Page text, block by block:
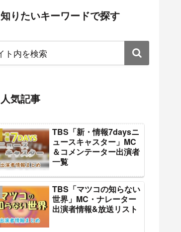
知りたいキーワードで探す
人気記事
TBS「新・情報7daysニ
ュースキャスター」MC
＆コメンテーター出演者
一覧
TBS「マツコの知らない
世界」MC・ナレーター
出演者情報&放送リスト